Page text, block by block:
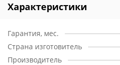
Характеристики
Гарантия, мес.
Страна изготовитель
Производитель